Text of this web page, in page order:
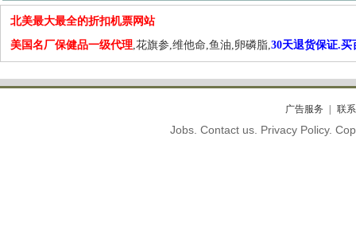
北美最大最全的折扣机票网站
美国名厂保健品一级代理,花旗参,维他命,鱼油,卵磷脂,30天退货保证.买
广告服务 联
Jobs. Contact us. Privacy Policy.